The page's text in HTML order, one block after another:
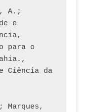
A.;
e
para o
Ciência da
Marques,